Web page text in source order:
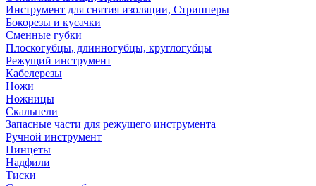
Инструмент для снятия изоляции, Стрипперы
Бокорезы и кусачки
Сменные губки
Плоскогубцы, длинногубцы, круглогубцы
Режущий инструмент
Кабелерезы
Ножи
Ножницы
Скальпели
Запасные части для режущего инструмента
Ручной инструмент
Пинцеты
Надфили
Тиски